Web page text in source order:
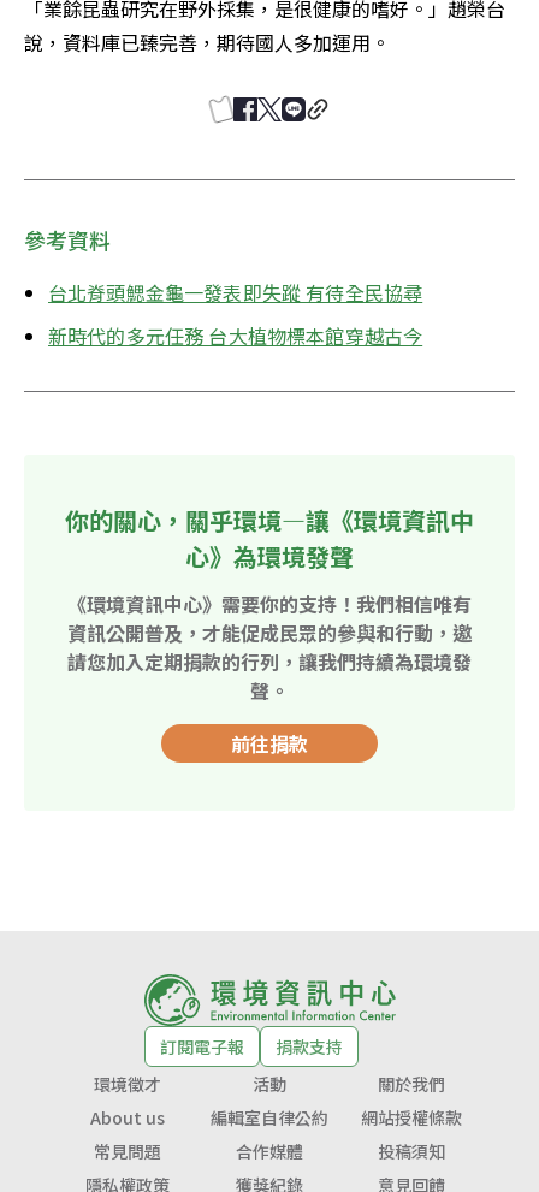
「業餘昆蟲研究在野外採集，是很健康的嗜好。」趙榮台
說，資料庫已臻完善，期待國人多加運用。
參考資料
台北脊頭鰓金龜一發表即失蹤 有待全民協尋
新時代的多元任務 台大植物標本館穿越古今
你的關心，關乎環境—讓《環境資訊中
心》為環境發聲
《環境資訊中心》需要你的支持！我們相信唯有
資訊公開普及，才能促成民眾的參與和行動，邀
請您加入定期捐款的行列，讓我們持續為環境發
聲。
前往捐款
訂閱電子報
捐款支持
環境徵才
活動
關於我們
About us
編輯室自律公約
網站授權條款
常見問題
合作媒體
投稿須知
隱私權政策
獲獎紀錄 意見回饋